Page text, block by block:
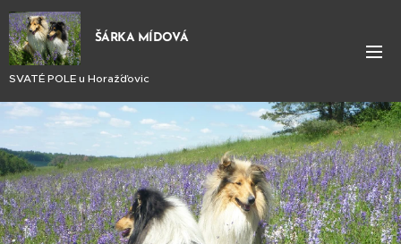
ŠÁRKA MÍDOVÁ
SVATÉ POLE u Horaž´ďovic